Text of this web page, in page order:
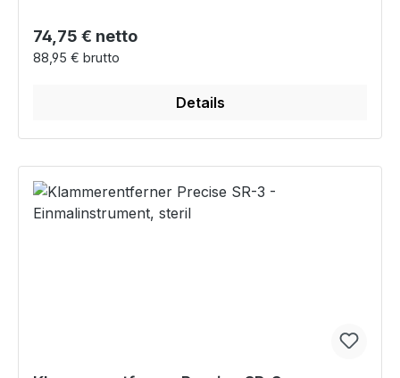
Regulärer Preis:
74,75 € netto
88,95 € brutto
Details